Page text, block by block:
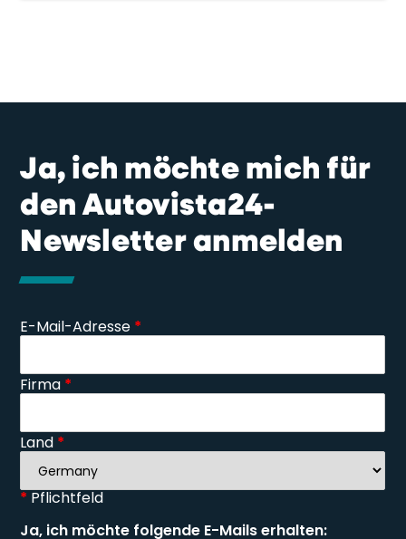
Ja, ich möchte mich für
den Autovista24-
Newsletter anmelden